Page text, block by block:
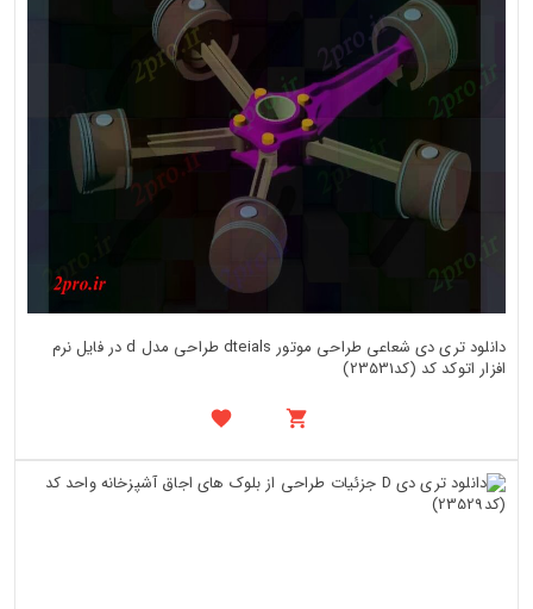
دانلود تری دی شعاعی طراحی موتور dteials طراحی مدل d در فایل نرم
افزار اتوکد کد (کد23531)